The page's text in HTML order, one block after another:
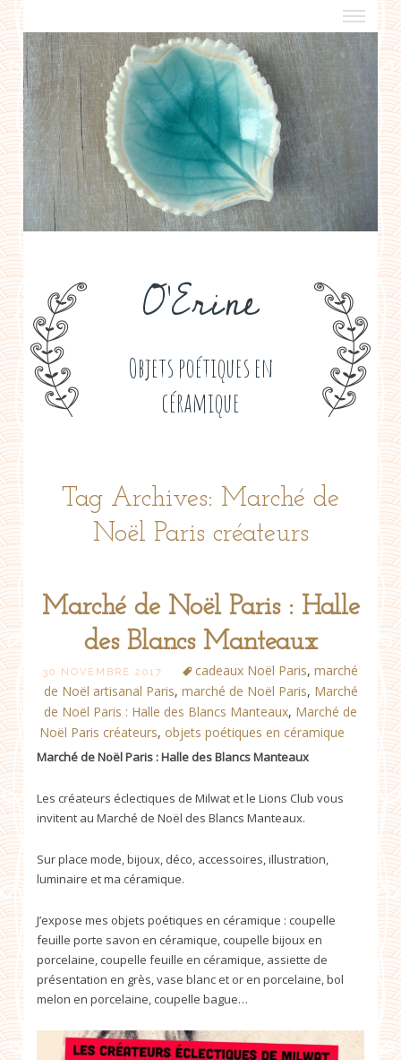
O'Erine
Objets poétiques en
céramique
a propos
boutiques de créateurs
contact
politique de confidentialité
Tag Archives: Marché de
Noël Paris créateurs
Marché de Noël Paris : Halle
des Blancs Manteaux
30 NOVEMBRE 2017 cadeaux Noël Paris, marché
de Noël artisanal Paris, marché de Noël Paris, Marché
de Noël Paris : Halle des Blancs Manteaux, Marché de
Noël Paris créateurs, objets poétiques en céramique
Marché de Noël Paris : Halle des Blancs Manteaux
Les créateurs éclectiques de Milwat et le Lions Club vous
invitent au Marché de Noël des Blancs Manteaux.
Sur place mode, bijoux, déco, accessoires, illustration,
luminaire et ma céramique.
J’expose mes objets poétiques en céramique : coupelle
feuille porte savon en céramique, coupelle bijoux en
porcelaine, coupelle feuille en céramique, assiette de
présentation en grès, vase blanc et or en porcelaine, bol
melon en porcelaine, coupelle bague…